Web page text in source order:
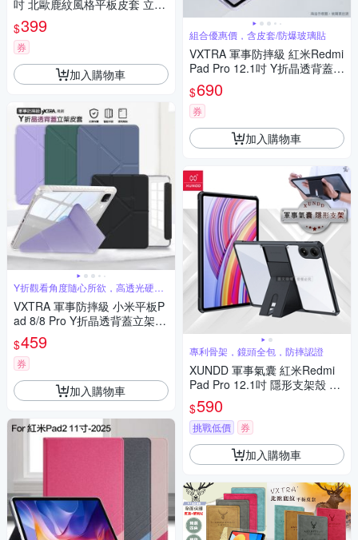
吋 北歐鹿紋風格平板皮套 立架
保護套
$399
券
加入購物車
Y折觀看角度隨心所欲，高透光硬背
板
VXTRA 軍事防摔級 小米平板P
ad 8/8 Pro Y折晶透背蓋立架皮
套 含筆槽
$459
券
加入購物車
組合優惠價，含皮套/防爆玻璃貼
VXTRA 軍事防摔級 紅米Redmi
Pad Pro 12.1吋 Y折晶透背蓋立
架皮套+9H玻璃貼(合購價)
$690
券
加入購物車
專利骨架，鏡頭全包，防摔認證
XUNDD 軍事氣囊 紅米Redmi
Pad Pro 12.1吋 隱形支架殼 平
板防摔保護套(極簡黑)
$590
挑戰低價 券
加入購物車